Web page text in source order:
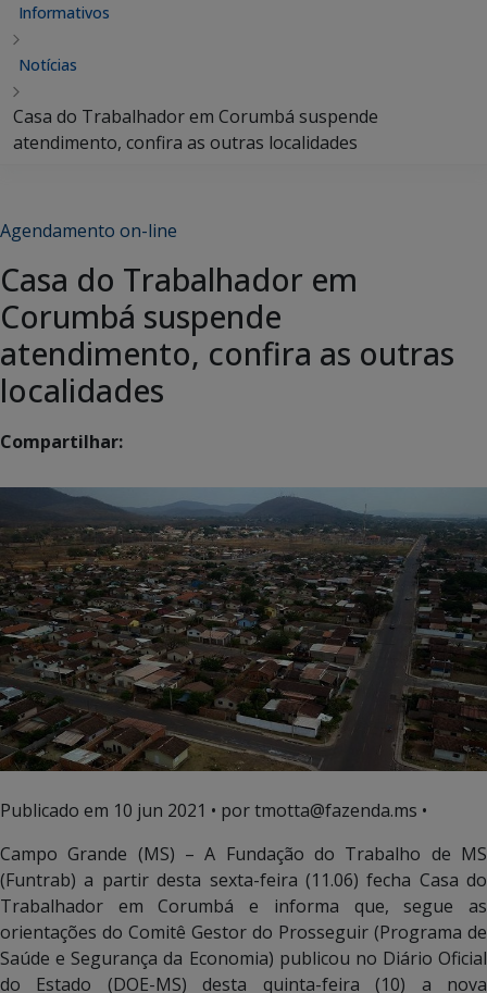
Informativos
Notícias
Casa do Trabalhador em Corumbá suspende
atendimento, confira as outras localidades
Agendamento on-line
Casa do Trabalhador em
Corumbá suspende
atendimento, confira as outras
localidades
Compartilhar:
Publicado em 10 jun 2021 • por tmotta@fazenda.ms •
Campo Grande (MS) – A Fundação do Trabalho de MS
(Funtrab) a partir desta sexta-feira (11.06) fecha Casa do
Trabalhador em Corumbá e informa que, segue as
orientações do Comitê Gestor do Prosseguir (Programa de
Saúde e Segurança da Economia) publicou no Diário Oficial
do Estado (DOE-MS) desta quinta-feira (10) a nova